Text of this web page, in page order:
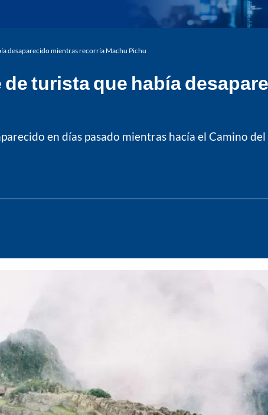
desaparecido mientras recorría Machu Pichu
de turista que había
en días pasado mientras hacía el Camino